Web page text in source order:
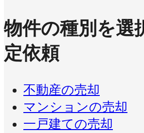
物件の種別を選
定依頼
不動産の売却
マンションの売却
一戸建ての売却